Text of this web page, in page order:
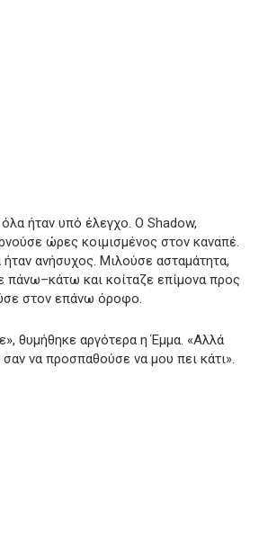
ήταν υπό έλεγχο. Ο Shadow,
ώρες κοιμισμένος στον καναπέ.
ανήσυχος. Μιλούσε ασταμάτητα,
πάνω–κάτω και κοίταζε επίμονα προς
στον επάνω όροφο.
θυμήθηκε αργότερα η Έμμα. «Αλλά
να προσπαθούσε να μου πει κάτι».